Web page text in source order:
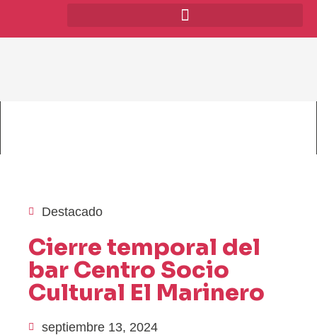
Destacado
Cierre temporal del
bar Centro Socio
Cultural El Marinero
septiembre 13, 2024